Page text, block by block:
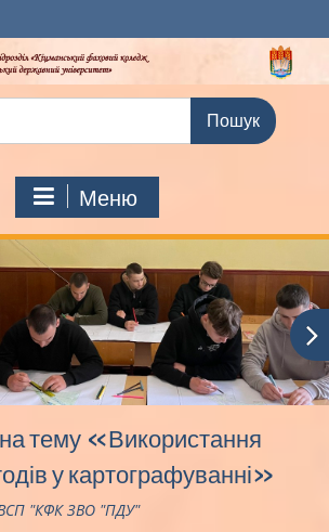
Меню
на тему «Використання
у картографуванні»
"КФК ЗВО "ПДУ"